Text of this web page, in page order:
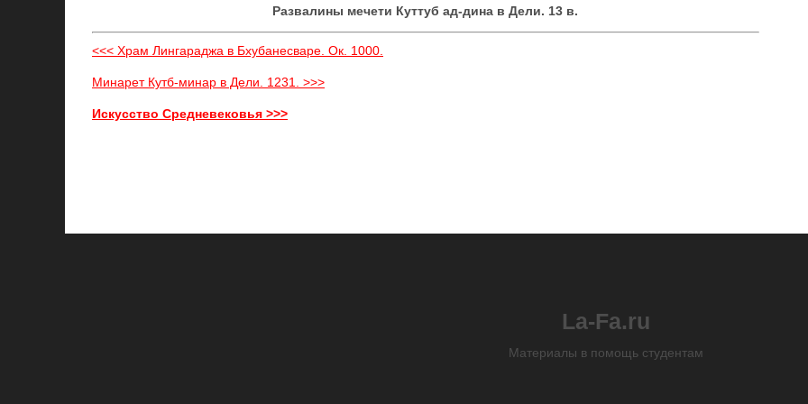
Развалины мечети Куттуб ад-дина в Дели. 13 в.
<<< Храм Лингараджа в Бхубанесваре. Ок. 1000.
Минарет Кутб-минар в Дели. 1231. >>>
Искусство Средневековья >>>
La-Fa.ru
Материалы в помощь студентам